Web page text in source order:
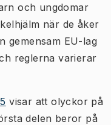
och ungdomar
när de åker
gemensam EU-lag
reglerna varierar
visar att olyckor på
delen beror på